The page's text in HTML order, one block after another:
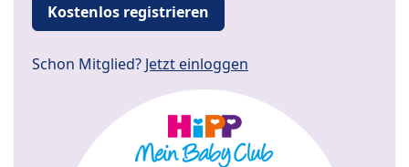
Kostenlos registrieren
Schon Mitglied? Jetzt einloggen